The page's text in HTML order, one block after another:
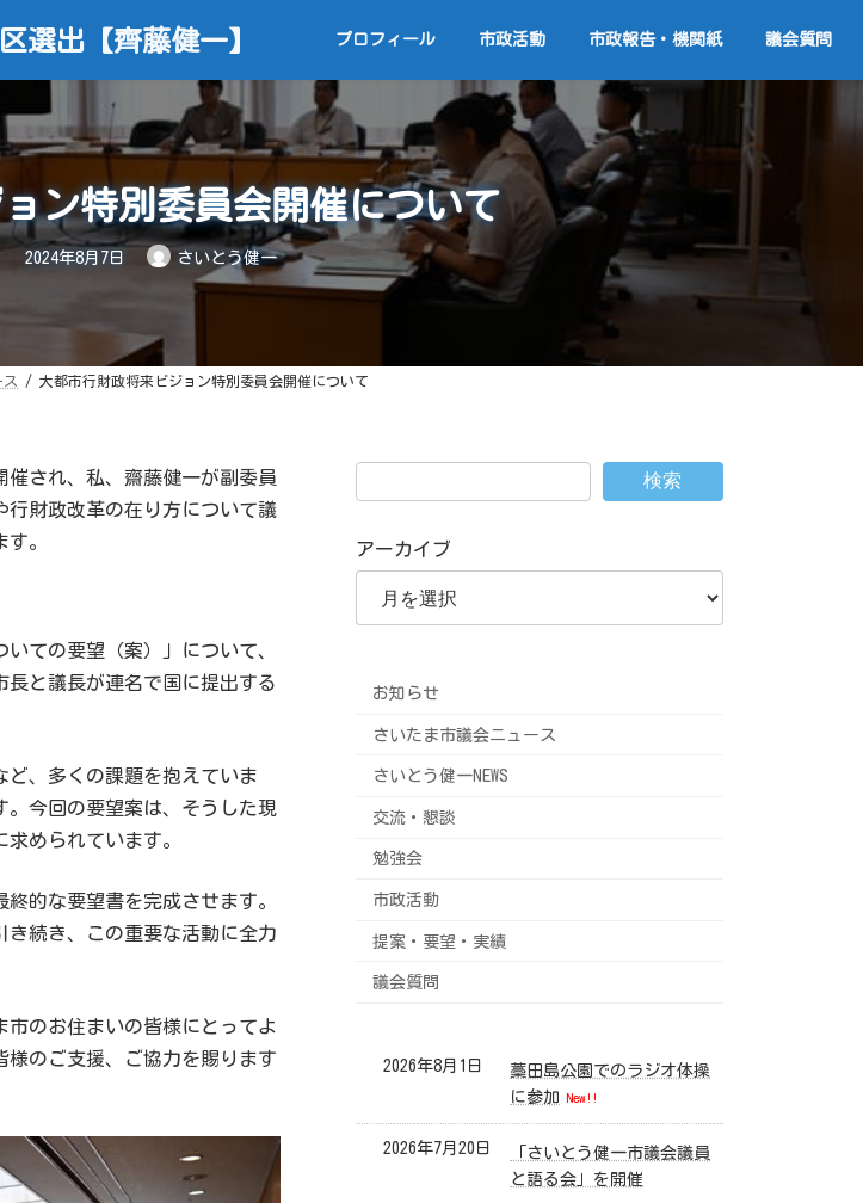
選出【齊藤健一】 プロフィール 市政活動 市政報告・機関紙 議会質問
ン特別委員会開催について
最
終
2024年8月7日 さいとう健一
大都市行財政将来ビジョン特別委員会開催について
され、私、齋藤健一が副委員
行財政改革の在り方について議
。
ての要望（案）」について、
と議長が連名で国に提出する
ど、多くの課題を抱えていま
今回の要望案は、そうした現
められています。
的な要望書を完成させます。
続き、この重要な活動に全力
のお住まいの皆様にとってよ
様のご支援、ご協力を賜ります
検索
アーカイブ
お知らせ
さいたま市議会ニュース
さいとう健一NEWS
交流・懇談
勉強会
市政活動
提案・要望・実績
議会質問
2026年8月1日
藁田島公園でのラジオ体操
に参加 New!!
2026年7月20日
「さいとう健一市議会議員
と語る会」を開催